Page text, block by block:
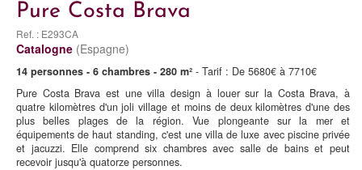
Pure Costa Brava
Ref. : E293CA
Catalogne (Espagne)
14 personnes - 6 chambres - 280 m² - Tarif : De 5680€ à 7710€
Pure Costa Brava est une villa design à louer sur la Costa Brava, à
quatre kilomètres d'un joli village et moins de deux kilomètres d'une des
plus belles plages de la région. Vue plongeante sur la mer et
équipements de haut standing, c'est une villa de luxe avec piscine privée
et jacuzzi. Elle comprend six chambres avec salle de bains et peut
recevoir jusqu'à quatorze personnes.